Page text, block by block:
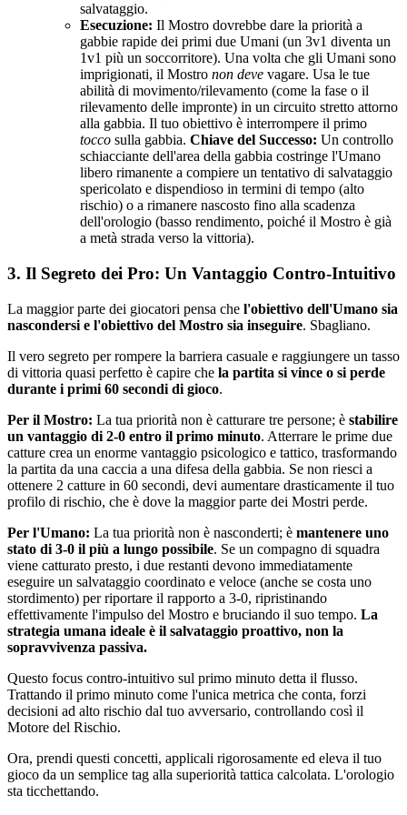
salvataggio.
Esecuzione: Il Mostro dovrebbe dare la priorità a
gabbie rapide dei primi due Umani (un 3v1 diventa un
1v1 più un soccorritore). Una volta che gli Umani sono
imprigionati, il Mostro non deve vagare. Usa le tue
abilità di movimento/rilevamento (come la fase o il
rilevamento delle impronte) in un circuito stretto attorno
alla gabbia. Il tuo obiettivo è interrompere il primo
tocco sulla gabbia. Chiave del Successo: Un controllo
schiacciante dell'area della gabbia costringe l'Umano
libero rimanente a compiere un tentativo di salvataggio
spericolato e dispendioso in termini di tempo (alto
rischio) o a rimanere nascosto fino alla scadenza
dell'orologio (basso rendimento, poiché il Mostro è già
a metà strada verso la vittoria).
3. Il Segreto dei Pro: Un Vantaggio Contro-Intuitivo
La maggior parte dei giocatori pensa che l'obiettivo dell'Umano sia
nascondersi e l'obiettivo del Mostro sia inseguire. Sbagliano.
Il vero segreto per rompere la barriera casuale e raggiungere un tasso
di vittoria quasi perfetto è capire che la partita si vince o si perde
durante i primi 60 secondi di gioco.
Per il Mostro: La tua priorità non è catturare tre persone; è stabilire
un vantaggio di 2-0 entro il primo minuto. Atterrare le prime due
catture crea un enorme vantaggio psicologico e tattico, trasformando
la partita da una caccia a una difesa della gabbia. Se non riesci a
ottenere 2 catture in 60 secondi, devi aumentare drasticamente il tuo
profilo di rischio, che è dove la maggior parte dei Mostri perde.
Per l'Umano: La tua priorità non è nasconderti; è mantenere uno
stato di 3-0 il più a lungo possibile. Se un compagno di squadra
viene catturato presto, i due restanti devono immediatamente
eseguire un salvataggio coordinato e veloce (anche se costa uno
stordimento) per riportare il rapporto a 3-0, ripristinando
effettivamente l'impulso del Mostro e bruciando il suo tempo. La
strategia umana ideale è il salvataggio proattivo, non la
sopravvivenza passiva.
Questo focus contro-intuitivo sul primo minuto detta il flusso.
Trattando il primo minuto come l'unica metrica che conta, forzi
decisioni ad alto rischio dal tuo avversario, controllando così il
Motore del Rischio.
Ora, prendi questi concetti, applicali rigorosamente ed eleva il tuo
gioco da un semplice tag alla superiorità tattica calcolata. L'orologio
sta ticchettando.